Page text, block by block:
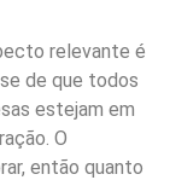
relevante é
de que todos
estejam em
O
então quanto